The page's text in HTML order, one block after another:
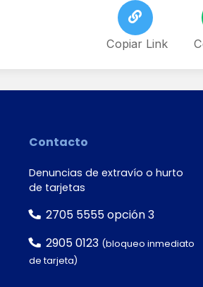
Copiar Link
Contacto
Denuncias de extravío o hurto
de tarjetas
2705 5555 opción 3
2905 0123 (bloqueo inmediato
de tarjeta)